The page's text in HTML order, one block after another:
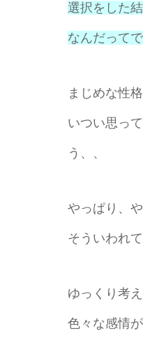
選択をした
なんだって
まじめな性
いつい思っ
う、、
やっぱり、
そういわれて
ゆっくり考
色々な感情